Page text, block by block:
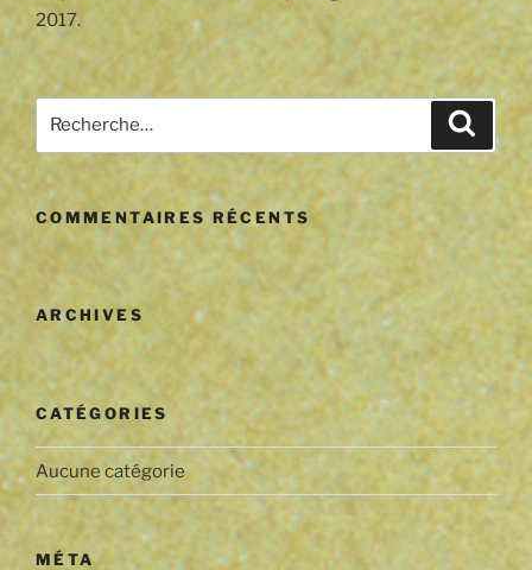
2017.
COMMENTAIRES RÉCENTS
ARCHIVES
CATÉGORIES
Aucune catégorie
MÉTA